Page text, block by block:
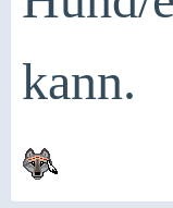
kann.